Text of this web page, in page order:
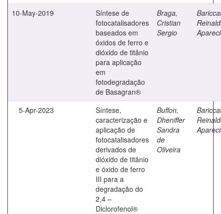
10-May-2019
Síntese de
fotocatalisadores
baseados em
óxidos de ferro e
dióxido de titânio
para aplicação
em
fotodegradação
de Basagran®
Braga,
Cristian
Sergio
5-Apr-2023
Síntese,
caracterização e
aplicação de
fotocatalisadores
derivados de
dióxido de titânio
e óxido de ferro
III para a
degradação do
2,4 –
Diclorofenol®
Buffon,
Dheniffer
Sandra
de
Oliveira